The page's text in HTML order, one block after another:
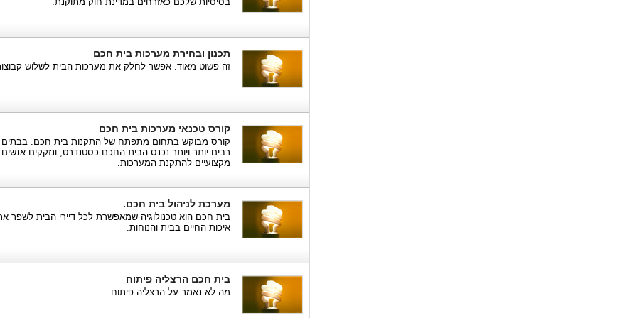
תכנון ובחירת מערכות בית חכם
זה פשוט מאוד. אפשר לחלק את מערכות הבית לשלוש
קורס טכנאי מערכות בית חכם
קורס מבוקש בתחום מתפתח של התקנות בית חכם. בבתים
רבים יותר ויותר נכנס הבית החכם כסטנדרט, ונזקקים אנשים
מקצועיים להתקנת המערכות.
מערכת לניהול בית חכם.
בית חכם הוא טכנולוגיה שמאפשרת לכל דיירי הבית לשפר
איכות החיים בבית והנוחות.
בית חכם הרצליה פיתוח
מה לא נאמר על הרצליה פיתוח.